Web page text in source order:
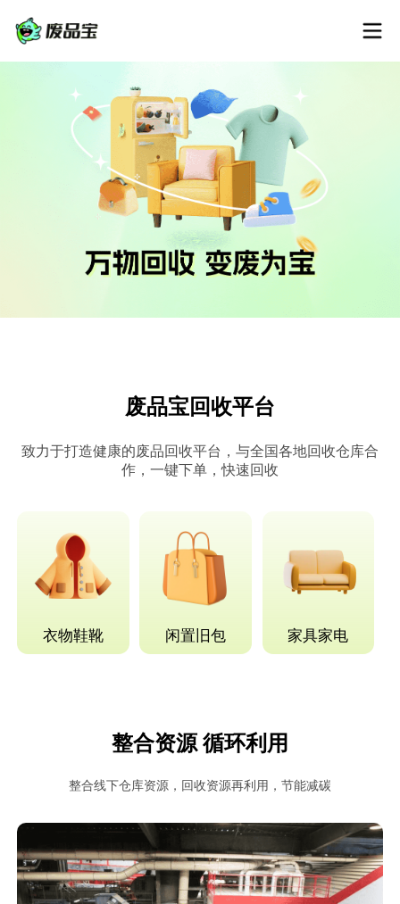
废品宝回收平台
致力于打造健康的废品回收平台，与全国各地回收仓库合
作，一键下单，快速回收
衣物鞋靴 闲置旧包 家具家电
整合资源 循环利用
整合线下仓库资源，回收资源再利用，节能减碳